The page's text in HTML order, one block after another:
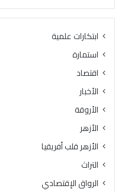
ابتكارات علمية
استمارة
اقتصاد
الأخبار
الأروقة
الأزهر
الأزهر قلب أفريقيا
التراث
الرواق الإقتصادي